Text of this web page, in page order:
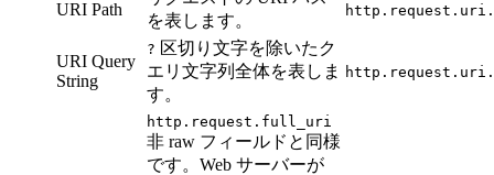
URI Path
を表します。
URI Query
String
? 区切り文字を除いたク
エリ文字列全体を表しま
す。
http.request.full_uri
非 raw フィールドと同様
です。Web サーバーが